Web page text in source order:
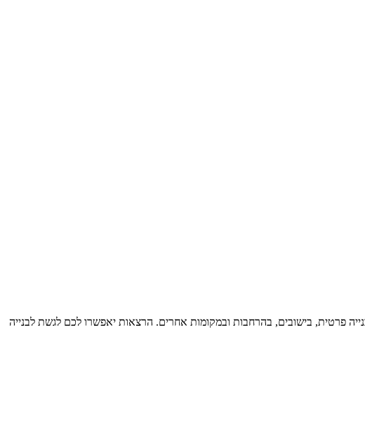
פרטית, בישובים, בהרחבות ובמקומות אחרים. הרצאות יאפשרו לכם לגשת לבנייה